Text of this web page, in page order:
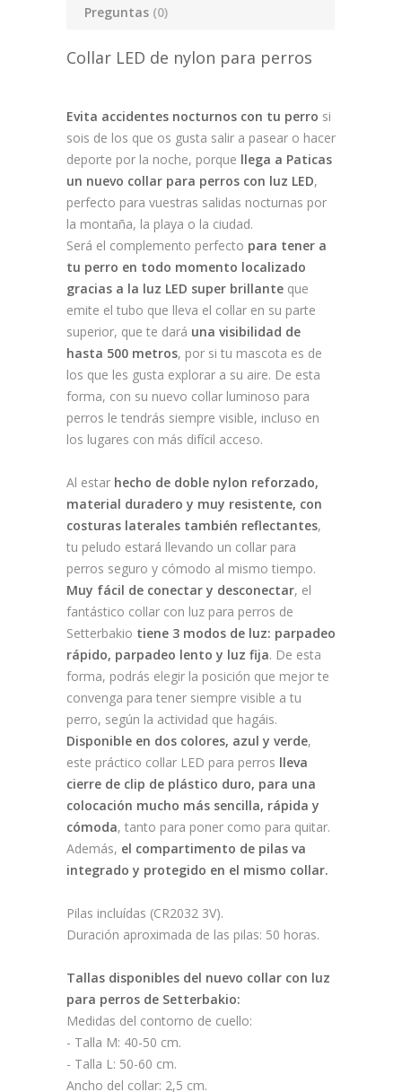
Preguntas (0)
Collar LED de nylon para perros
Evita accidentes nocturnos con tu perro si
sois de los que os gusta salir a pasear o hacer
deporte por la noche, porque llega a Paticas
un nuevo collar para perros con luz LED,
perfecto para vuestras salidas nocturnas por
la montaña, la playa o la ciudad.
Será el complemento perfecto para tener a
tu perro en todo momento localizado
gracias a la luz LED super brillante que
emite el tubo que lleva el collar en su parte
superior, que te dará una visibilidad de
hasta 500 metros, por si tu mascota es de
los que les gusta explorar a su aire. De esta
forma, con su nuevo collar luminoso para
perros le tendrás siempre visible, incluso en
los lugares con más difícil acceso.
Al estar hecho de doble nylon reforzado,
material duradero y muy resistente, con
costuras laterales también reflectantes,
tu peludo estará llevando un collar para
perros seguro y cómodo al mismo tiempo.
Muy fácil de conectar y desconectar, el
fantástico collar con luz para perros de
Setterbakio tiene 3 modos de luz: parpadeo
rápido, parpadeo lento y luz fija. De esta
forma, podrás elegir la posición que mejor te
convenga para tener siempre visible a tu
perro, según la actividad que hagáis.
Disponible en dos colores, azul y verde,
este práctico collar LED para perros lleva
cierre de clip de plástico duro, para una
colocación mucho más sencilla, rápida y
cómoda, tanto para poner como para quitar.
Además, el compartimento de pilas va
integrado y protegido en el mismo collar.
Pilas incluídas (CR2032 3V).
Duración aproximada de las pilas: 50 horas.
Tallas disponibles del nuevo collar con luz
para perros de Setterbakio:
Medidas del contorno de cuello:
- Talla M: 40-50 cm.
- Talla L: 50-60 cm.
Ancho del collar: 2,5 cm.